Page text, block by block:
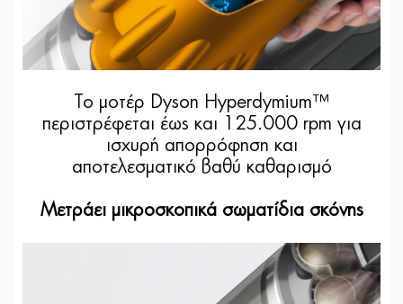
Το μοτέρ Dyson Hyperdymium™
περιστρέφεται έως και 125.000 rpm για
ισχυρή απορρόφηση και
αποτελεσματικό βαθύ καθαρισμό
Μετράει μικροσκοπικά σωματίδια σκόνης